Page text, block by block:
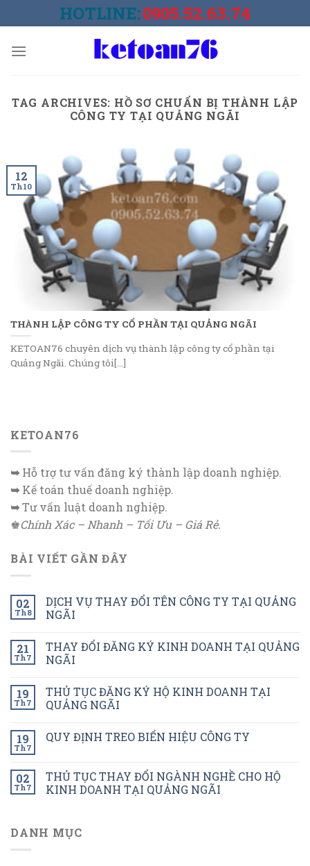
to
HOTLINE:0905.52.63.74
TAG ARCHIVES: HỒ SƠ CHUẨN BỊ THÀNH LẬP
CÔNG TY TẠI QUẢNG NGÃI
THÀNH LẬP CÔNG TY CỔ PHẦN TẠI QUẢNG NGÃI
KETOAN76 chuyên dịch vụ thành lập công ty cổ phần tại
Quảng Ngãi. Chúng tôi[...]
12
Th10
KETOAN76
➥Hỗ trợ tư vấn đăng ký thành lập doanh nghiệp.
➥Kế toán thuế doanh nghiệp.
➥Tư vấn luật doanh nghiệp.
♚Chính Xác – Nhanh – Tối Ưu – Giá Rẻ.
BÀI VIẾT GẦN ĐÂY
02
Th8
DỊCH VỤ THAY ĐỔI TÊN CÔNG TY TẠI QUẢNG
NGÃI
21
Th7
THAY ĐỔI ĐĂNG KÝ KINH DOANH TẠI QUẢNG
NGÃI
19
Th7
THỦ TỤC ĐĂNG KÝ HỘ KINH DOANH TẠI
QUẢNG NGÃI
19
Th7
QUY ĐỊNH TREO BIỂN HIỆU CÔNG TY
02
Th7
THỦ TỤC THAY ĐỔI NGÀNH NGHỀ CHO HỘ
KINH DOANH TẠI QUẢNG NGÃI
DANH MỤC